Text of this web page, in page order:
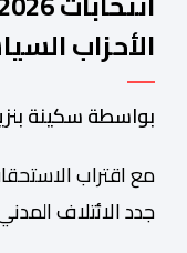
الأحزاب
واضحة تجاه
بواسطة سكينة
جدد الائتلاف